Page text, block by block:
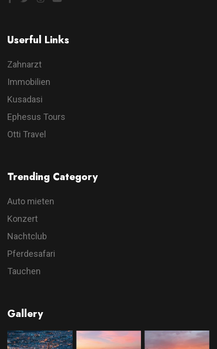
Userful Links
Zahnarzt
Immobilien
Kusadasi
Ephesus Tours
Otti Travel
Trending Category
Auto mieten
Konzert
Nachtclub
Pferdesafari
Tauchen
Gallery